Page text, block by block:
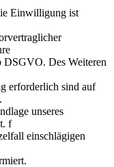
Einwilligung ist
DSGVO. Des Weiteren
erforderlich sind auf
unseres
f
einschlägigen